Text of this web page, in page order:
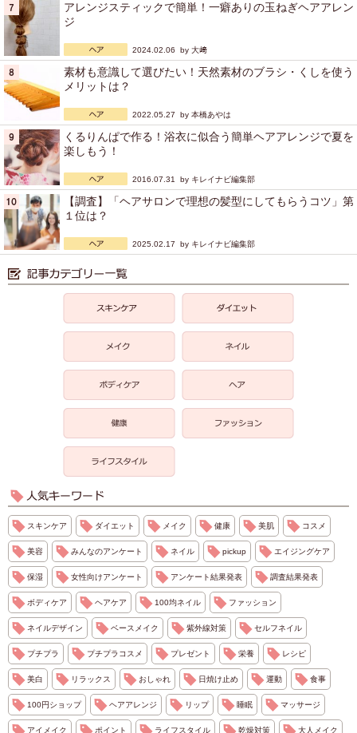
アレンジスティックで簡単！一癖ありの玉ねぎヘアアレン
ジ
2024.02.06 by 大﨑
素材も意識して選びたい！天然素材のブラシ・くしを使う
メリットは？
2022.05.27 by 本橋あやは
くるりんぱで作る！浴衣に似合う簡単ヘアアレンジで夏を
楽しもう！
2016.07.31 by キレイナビ編集部
【調査】「ヘアサロンで理想の髪型にしてもらうコツ」第
１位は？
2025.02.17 by キレイナビ編集部
スキンケア ダイエット メイク 健康 美肌 コスメ
美容 みんなのアンケート ネイル pickup エイジングケア
保湿 女性向けアンケート アンケート結果発表 調査結果発表
ボディケア ヘアケア 100均ネイル ファッション
ネイルデザイン ベースメイク 紫外線対策 セルフネイル
プチプラ プチプラコスメ プレゼント 栄養 レシピ
美白 リラックス おしゃれ 日焼け止め 運動 食事
100円ショップ ヘアアレンジ リップ 睡眠 マッサージ
アイメイク ポイント ライフスタイル 乾燥対策 大人メイク